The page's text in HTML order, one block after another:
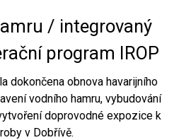
/ integrovaný
program IROP
dokončena obnova havarijního
vodního hamru, vybudování
doprovodné expozice k
v Dobřívě.